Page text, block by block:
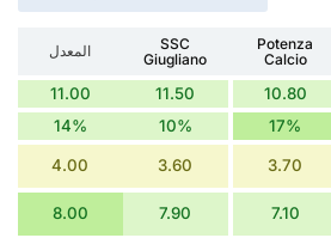
Potenza
Calcio
SSC
Giugliano
المعدل
10.80
11.50
11.00
17%
10%
14%
3.70
3.60
4.00
7.10
7.90
8.00